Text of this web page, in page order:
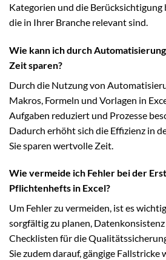
Kategorien und die Berücksichtigung
die in Ihrer Branche relevant sind.
Wie kann ich durch
Zeit sparen?
Durch die Nutzung von
Makros, Formeln und Vorlagen in
Aufgaben reduziert und Prozesse
Dadurch erhöht sich die Effizienz in
Sie sparen wertvolle Zeit.
Wie vermeide ich Fehler bei der
Pflichtenhefts in Excel?
Um Fehler zu vermeiden, ist es
sorgfältig zu planen,
Checklisten für die
Sie zudem darauf, gängige